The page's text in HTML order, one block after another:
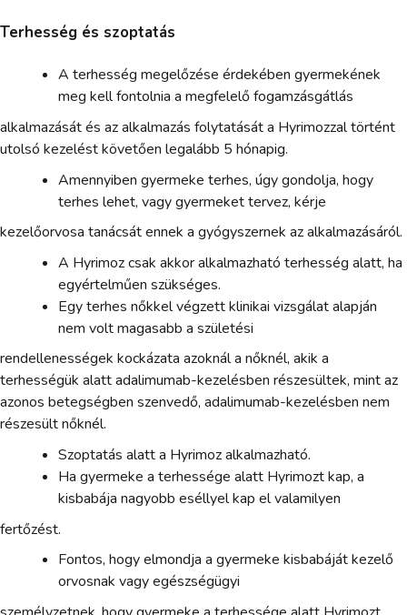
Terhesség és szoptatás
A terhesség megelőzése érdekében gyermekének
meg kell fontolnia a megfelelő fogamzásgátlás
alkalmazását és az alkalmazás folytatását a Hyrimozzal történt
utolsó kezelést követően legalább 5 hónapig.
Amennyiben gyermeke terhes, úgy gondolja, hogy
terhes lehet, vagy gyermeket tervez, kérje
kezelőorvosa tanácsát ennek a gyógyszernek az alkalmazásáról.
A Hyrimoz csak akkor alkalmazható terhesség alatt, ha
egyértelműen szükséges.
Egy terhes nőkkel végzett klinikai vizsgálat alapján
nem volt magasabb a születési
rendellenességek kockázata azoknál a nőknél, akik a
terhességük alatt adalimumab-kezelésben részesültek, mint az
azonos betegségben szenvedő, adalimumab-kezelésben nem
részesült nőknél.
Szoptatás alatt a Hyrimoz alkalmazható.
Ha gyermeke a terhessége alatt Hyrimozt kap, a
kisbabája nagyobb eséllyel kap el valamilyen
fertőzést.
Fontos, hogy elmondja a gyermeke kisbabáját kezelő
orvosnak vagy egészségügyi